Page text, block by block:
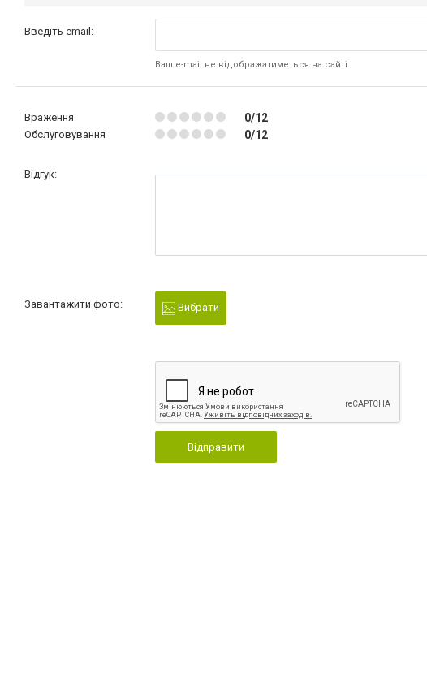
Введіть email:
Ваш e-mail не відображатиметься на сайті
Враження 0/12
Обслуговування 0/12
Відгук:
Завантажити фото: Вибрати
Відправити